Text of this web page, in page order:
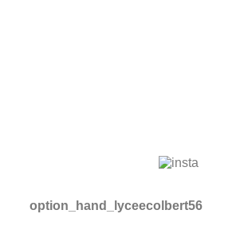
option_hand_lyceecolbert56